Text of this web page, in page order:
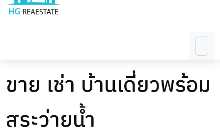
ขาย เช่า บ้านเดี่ยวพร้อม
สระว่ายน้ำ